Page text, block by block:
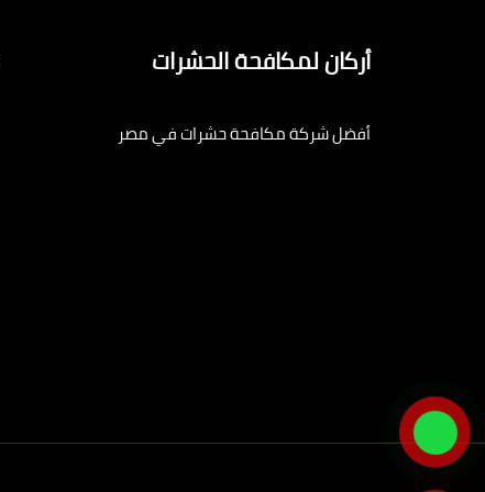
أركان لمكافحة الحشرات
أفضل شركة مكافحة حشرات في مصر